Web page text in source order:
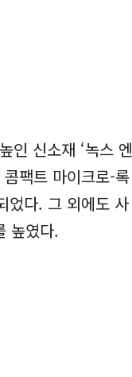
인 신소재 ‘녹스 엔
팩트 마이크로-록
었다. 그 외에도 사
높였다.